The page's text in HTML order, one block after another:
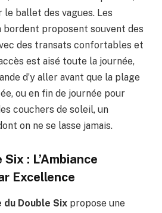
ballet des vagues. Les
proposent souvent des
des transats confortables et
est aisé toute la journée,
d’y aller avant que la plage
ou en fin de journée pour
couchers de soleil, un
on ne se lasse jamais.
: L’Ambiance
Excellence
du Double Six propose une